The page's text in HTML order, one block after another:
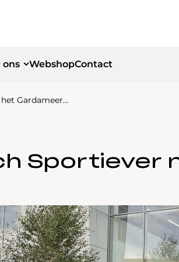
ons WebshopContact
Gardameer…
Sportiever